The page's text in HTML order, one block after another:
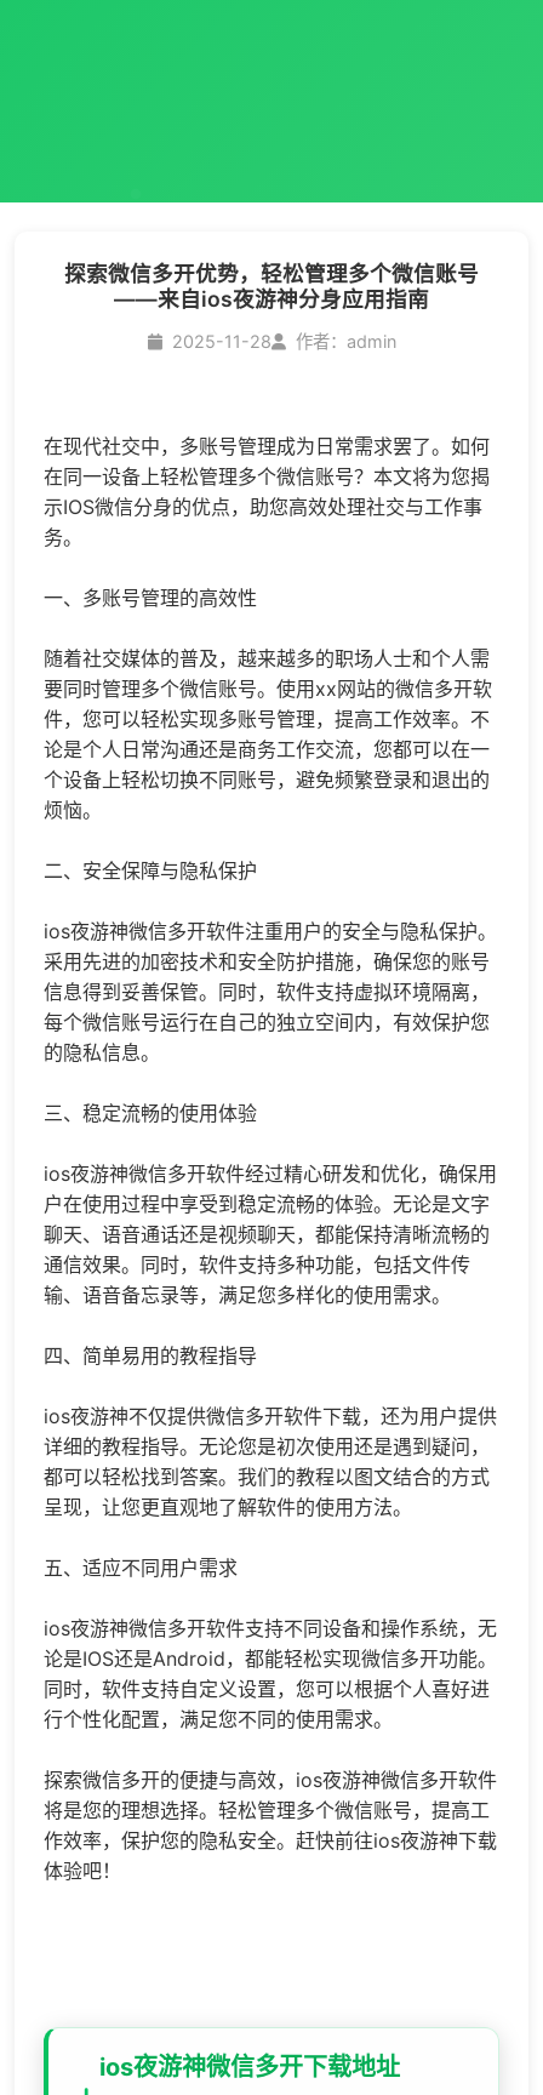
探索微信多开优势，轻松管理多个微信账号
——来自ios夜游神分身应用指南
2025-11-28 作者：admin
在现代社交中，多账号管理成为日常需求罢了。如何
在同一设备上轻松管理多个微信账号？本文将为您揭
示IOS微信分身的优点，助您高效处理社交与工作事
务。
一、多账号管理的高效性
随着社交媒体的普及，越来越多的职场人士和个人需
要同时管理多个微信账号。使用xx网站的微信多开软
件，您可以轻松实现多账号管理，提高工作效率。不
论是个人日常沟通还是商务工作交流，您都可以在一
个设备上轻松切换不同账号，避免频繁登录和退出的
烦恼。
二、安全保障与隐私保护
ios夜游神微信多开软件注重用户的安全与隐私保护。
采用先进的加密技术和安全防护措施，确保您的账号
信息得到妥善保管。同时，软件支持虚拟环境隔离，
每个微信账号运行在自己的独立空间内，有效保护您
的隐私信息。
三、稳定流畅的使用体验
ios夜游神微信多开软件经过精心研发和优化，确保用
户在使用过程中享受到稳定流畅的体验。无论是文字
聊天、语音通话还是视频聊天，都能保持清晰流畅的
通信效果。同时，软件支持多种功能，包括文件传
输、语音备忘录等，满足您多样化的使用需求。
四、简单易用的教程指导
ios夜游神不仅提供微信多开软件下载，还为用户提供
详细的教程指导。无论您是初次使用还是遇到疑问，
都可以轻松找到答案。我们的教程以图文结合的方式
呈现，让您更直观地了解软件的使用方法。
五、适应不同用户需求
ios夜游神微信多开软件支持不同设备和操作系统，无
论是IOS还是Android，都能轻松实现微信多开功能。
同时，软件支持自定义设置，您可以根据个人喜好进
行个性化配置，满足您不同的使用需求。
探索微信多开的便捷与高效，ios夜游神微信多开软件
将是您的理想选择。轻松管理多个微信账号，提高工
作效率，保护您的隐私安全。赶快前往ios夜游神下载
体验吧！
ios夜游神微信多开下载地址